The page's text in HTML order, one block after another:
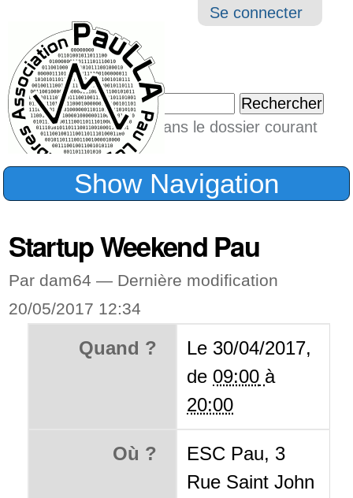
Outils
Se connecter
Chercher par
Seulement dans le dossier courant
Recherche
Show Navigation
Startup Weekend Pau
Par dam64 — Dernière modification
20/05/2017 12:34
Quand ?
Le 30/04/2017,
de 09:00 à
20:00
Où ?
ESC Pau, 3
Rue Saint John